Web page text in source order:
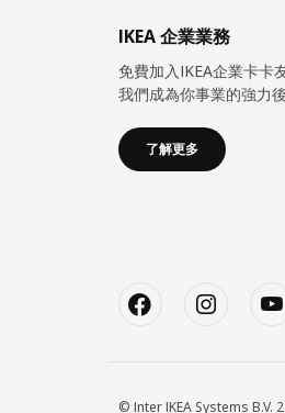
IKEA 企業業務
免費加入IKEA企業卡卡
我們成為你事業的強力
了解更多
© Inter IKEA Systems B.V.